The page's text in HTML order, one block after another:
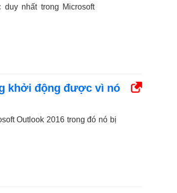
nhất trong Microsoft
khởi động được vì nó
Outlook 2016 trong đó nó bị